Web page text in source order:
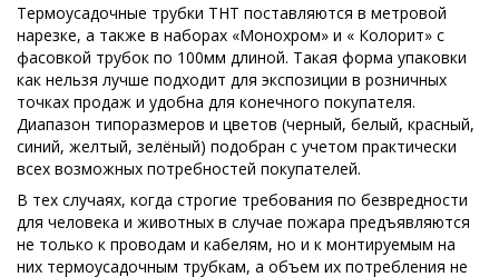
Термоусадочные трубки ТНТ поставляются в метровой
нарезке, а также в наборах «Монохром» и « Колорит» с
фасовкой трубок по 100мм длиной. Такая форма упаковки
как нельзя лучше подходит для экспозиции в розничных
точках продаж и удобна для конечного покупателя.
Диапазон типоразмеров и цветов (черный, белый, красный,
синий, желтый, зелёный) подобран с учетом практически
всех возможных потребностей покупателей.
В тех случаях, когда строгие требования по безвредности
для человека и животных в случае пожара предъявляются
не только к проводам и кабелям, но и к монтируемым на
них термоусадочным трубкам, а объем их потребления не